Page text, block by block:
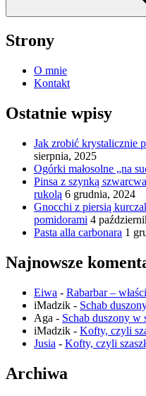
Strony
O mnie
Kontakt
Ostatnie wpisy
Jak zrobić krystalicznie
sierpnia, 2025
Ogórki małosolne „na
Pinsa z szynką
rukolą 6 grudnia, 2024
Gnocchi z piersią
pomidorami 4
Pasta alla carbonara 1
Najnowsze
Eiwa - Rabarbar –
iMadzik - Schab
Aga - Schab duszony w
iMadzik - Kofty, czyli
Jusia - Kofty, czyli
Archiwa